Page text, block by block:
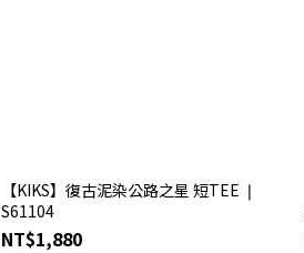
【KIKS】復古泥染公路之星 短TEE ❘
S61104
NT$1,880